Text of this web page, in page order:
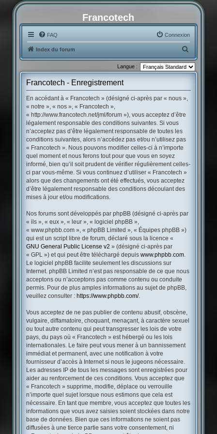
Francotech
FAQ Connexion
Index du forum
e
c
Langue :
Francotech - Enregistrement
En accédant à « Francotech » (désigné ci-après par « nous »,
« notre », « nos », « Francotech »,
« http://www.francotech.net/jml/forum »), vous acceptez d’être
légalement responsable des conditions suivantes. Si vous
n’acceptez pas d’être légalement responsable de toutes les
conditions suivantes, alors n’accédez pas et/ou n’utilisez pas
« Francotech ». Nous pouvons modifier celles-ci à n’importe
quel moment et nous ferons tout pour que vous en soyez
informé, bien qu’il soit prudent de vérifier régulièrement celles-
ci par vous-même. Si vous continuez d’utiliser « Francotech »
alors que des changements ont été effectués, vous acceptez
d’être légalement responsable des conditions découlant des
mises à jour et/ou modifications.
Nos forums sont développés par phpBB (désigné ci-après par
« ils », « eux », « leur », « logiciel phpBB »,
« www.phpbb.com », « phpBB Limited », « Équipes phpBB »)
qui est un script libre de forum, déclaré sous la licence «
GNU General Public License v2 » (désigné ci-après par
« GPL ») et qui peut être téléchargé depuis www.phpbb.com.
Le logiciel phpBB facilite seulement les discussions sur
Internet. phpBB Limited n’est pas responsable de ce que nous
acceptons ou n’acceptons pas comme contenu ou conduite
permis. Pour de plus amples informations au sujet de phpBB,
veuillez consulter : https://www.phpbb.com/.
Vous acceptez de ne pas publier de contenu abusif, obscène,
vulgaire, diffamatoire, choquant, menaçant, à caractère sexuel
ou tout autre contenu qui peut transgresser les lois de votre
pays, du pays où « Francotech » est hébergé ou les lois
internationales. Le faire peut vous mener à un bannissement
immédiat et permanent, avec une notification à votre
fournisseur d’accès à Internet si nous le jugeons nécessaire.
Les adresses IP de tous les messages sont enregistrées pour
aider au renforcement de ces conditions. Vous acceptez que
« Francotech » supprime, modifie, déplace ou verrouille
n’importe quel sujet lorsque nous estimons que cela est
nécessaire. En tant que membre, vous acceptez que toutes les
informations que vous avez saisies soient stockées dans notre
base de données. Bien que ces informations ne soient pas
diffusées à une tierce partie sans votre consentement, ni